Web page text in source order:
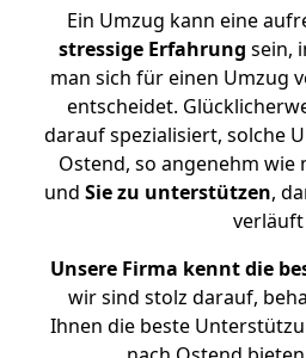
Ein Umzug kann eine
stressige Erfahrung sein,
man sich für einen Umzug
entscheidet.
darauf spezialisiert, solche
Ostend, so angenehm wie
und Sie zu unterstützen,
verläuft
Unsere Firma kennt die
wir sind stolz darauf,
Ihnen die beste